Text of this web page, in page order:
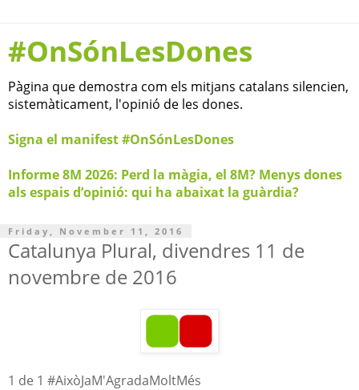
#OnSónLesDones
Pàgina que demostra com els mitjans catalans silencien,
sistemàticament, l'opinió de les dones.
Signa el manifest #OnSónLesDones
Informe 8M 2026: Perd la màgia, el 8M? Menys dones
als espais d’opinió: qui ha abaixat la guàrdia?
Friday, November 11, 2016
Catalunya Plural, divendres 11 de
novembre de 2016
1 de 1 #AixòJaM'AgradaMoltMés